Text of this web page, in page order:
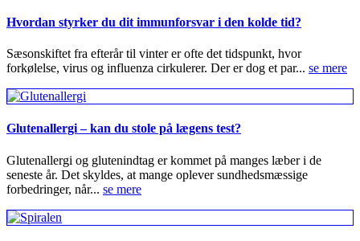
Hvordan styrker du dit immunforsvar i den kolde tid?
Sæsonskiftet fra efterår til vinter er ofte det tidspunkt, hvor
forkølelse, virus og influenza cirkulerer. Der er dog et par... se mere
Glutenallergi – kan du stole på lægens test?
Glutenallergi og glutenindtag er kommet på manges læber i de
seneste år. Det skyldes, at mange oplever sundhedsmæssige
forbedringer, når... se mere